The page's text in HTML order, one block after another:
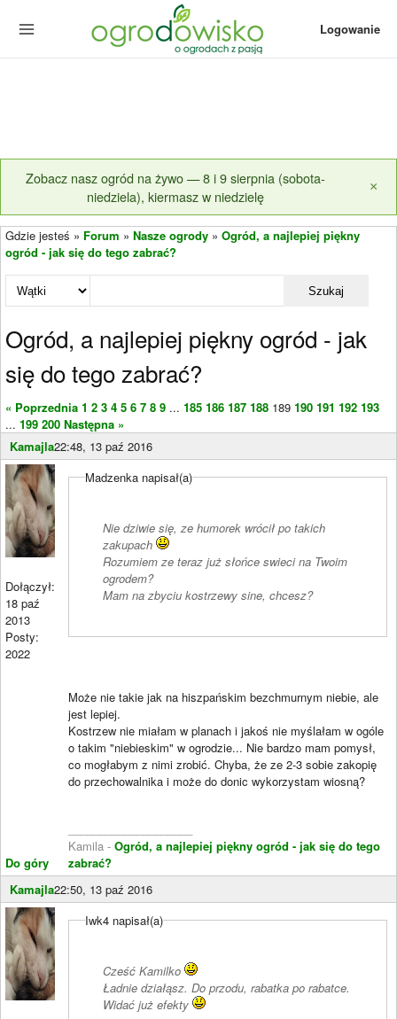
Logowanie
Zobacz nasz ogród na żywo — 8 i 9 sierpnia (sobota-
niedziela), kiermasz w niedzielę
×
Gdzie jesteś » Forum » Nasze ogrody » Ogród, a najlepiej piękny
ogród - jak się do tego zabrać?
Szukaj
Ogród, a najlepiej piękny ogród - jak
się do tego zabrać?
« Poprzednia 1 2 3 4 5 6 7 8 9 ... 185 186 187 188 189 190 191 192 193
... 199 200 Następna »
Kamajla22:48, 13 paź 2016
Dołączył:
18 paź
2013
Posty:
2022
Do góry
Madzenka napisał(a)
Nie dziwie się, ze humorek wrócił po takich
zakupach
Rozumiem ze teraz już słońce swieci na Twoim
ogrodem?
Mam na zbyciu kostrzewy sine, chcesz?
Może nie takie jak na hiszpańskim bezchmurnym niebie, ale
jest lepiej.
Kostrzew nie miałam w planach i jakoś nie myślałam w ogóle
o takim "niebieskim" w ogrodzie... Nie bardzo mam pomysł,
co mogłabym z nimi zrobić. Chyba, że ze 2-3 sobie zakopię
do przechowalnika i może do donic wykorzystam wiosną?
Kamila - Ogród, a najlepiej piękny ogród - jak się do tego
zabrać?
Kamajla22:50, 13 paź 2016
Iwk4 napisał(a)
Cześć Kamilko
Ładnie działąsz. Do przodu, rabatka po rabatce.
Widać już efekty